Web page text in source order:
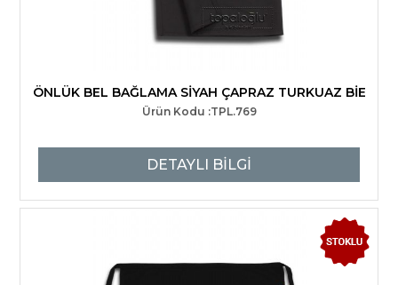
ÖNLÜK BEL BAĞLAMA SİYAH ÇAPRAZ TURKUAZ BİE
Ürün Kodu :TPL.769
DETAYLI BİLGİ